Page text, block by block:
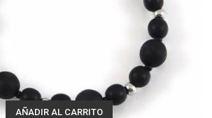
AÑADIR AL CARRITO